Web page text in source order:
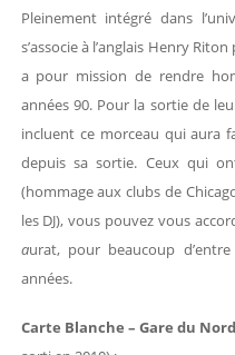
Pleinement intégré dans
s’associe à l’anglais Henry
a pour mission de rendre
années 90. Pour la sortie de
incluent ce morceau qui aura
depuis sa sortie. Ceux qui
(hommage aux clubs de
les DJ), vous pouvez vous
aurat, pour beaucoup
années.
Carte Blanche – Gare du Nord